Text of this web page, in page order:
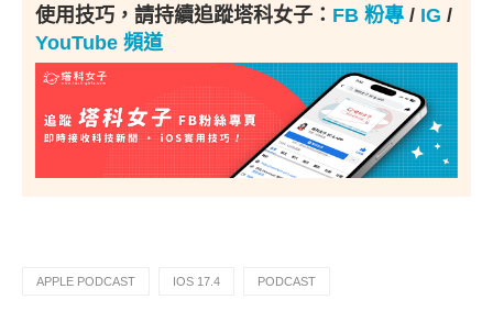
使用技巧，請持續追蹤塔科女子： FB 粉專 / IG /
YouTube 頻道
APPLE PODCAST IOS 17.4 PODCAST